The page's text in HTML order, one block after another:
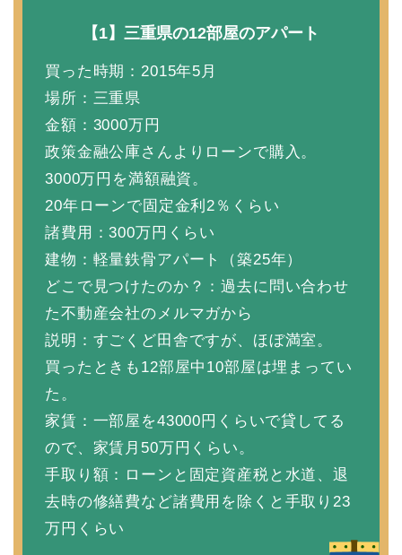
【1】三重県の12部屋のアパート
買った時期：2015年5月
場所：三重県
金額：3000万円
政策金融公庫さんよりローンで購入。
3000万円を満額融資。
20年ローンで固定金利2％くらい
諸費用：300万円くらい
建物：軽量鉄骨アパート（築25年）
どこで見つけたのか？：過去に問い合わせ
た不動産会社のメルマガから
説明：すごくど田舎ですが、ほぼ満室。
買ったときも12部屋中10部屋は埋まってい
た。
家賃：一部屋を43000円くらいで貸してる
ので、家賃月50万円くらい。
手取り額：ローンと固定資産税と水道、退
去時の修繕費など諸費用を除くと手取り23
万円くらい